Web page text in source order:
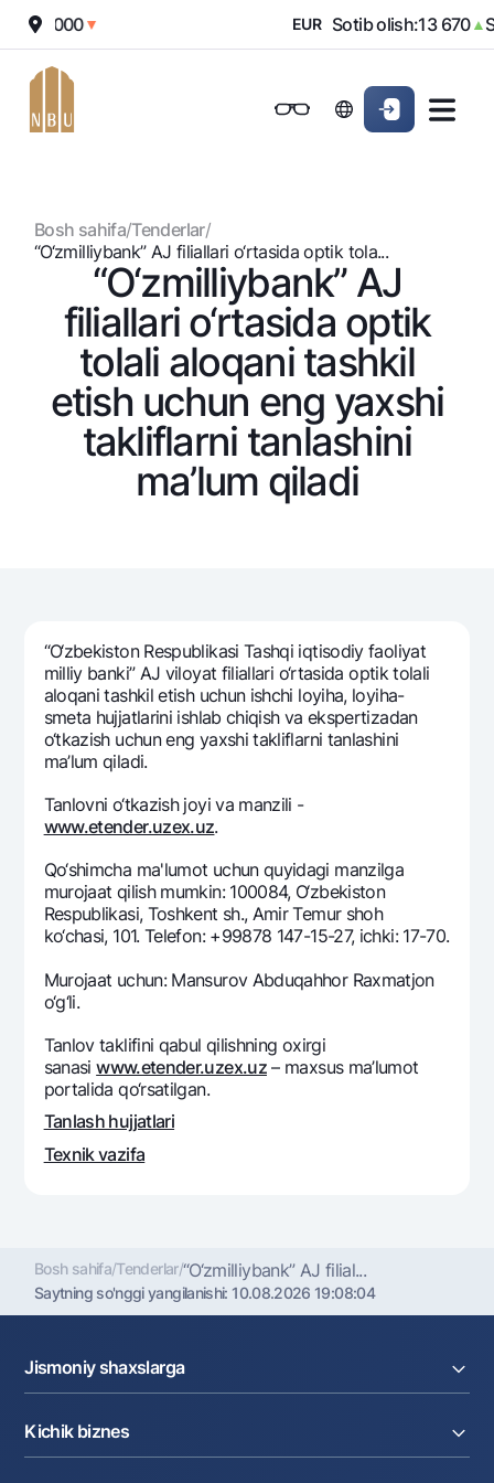
Shaxsiy kabinet
Jismoniy shaxslarga
Kreditlar
Ipoteka
Avtokredit
Mikroqarz
Ta’lim krеditi
Overdraft
National Green
Omonatlar
Hamma uchun
Jozibali
Vozmojno vse
Talab qilib olinguncha
NBU’dan oltin quymalar
Kumush omonat
Kartalar
Bepul
Premial
Sayohatchiga
Ish haqi
Garmin pay
Pul oʻtkazmalari
Valyutalar kursi
Milliy mobil ilovasi
Ko'p beriladigan savollar
Sayt bo‘yicha qidiring
Qidirish
Foydali havolalar
Ko'p beriladigan savollar
Matbuot markazi
Ofis va bankomatlar
Shaxsiy ma'lumotlarni qayta ishlashga rozilik berish
Bizni ijtimoiy tarmoqlarda kuzatib boring
Aloqa markazi
+998 78 148-00-10
12 000▼ EUR Sotib olish:13 670▲
Ovozni yoqishShaxsiy kabinet
Bosh sahifa/Tenderlar/
“O‘zmilliybank” AJ filiallari o‘rtasida optik tola...
“O‘zmilliybank” AJ
filiallari o‘rtasida optik
tolali aloqani tashkil
etish uchun eng yaxshi
takliflarni tanlashini
ma’lum qiladi
“O‘zbekiston Respublikasi Tashqi iqtisodiy faoliyat
milliy banki” AJ viloyat filiallari o‘rtasida optik tolali
aloqani tashkil etish uchun ishchi loyiha, loyiha-
smеta hujjatlarini ishlab chiqish va ekspеrtizadan
o‘tkazish uchun eng yaxshi takliflarni tanlashini
ma’lum qiladi.
Tanlovni o‘tkazish joyi va manzili -
www.etender.uzex.uz.
Qo‘shimcha ma'lumot uchun quyidagi manzilga
murojaat qilish mumkin: 100084, O‘zbekiston
Respublikasi, Toshkent sh., Amir Temur shoh
ko‘chasi, 101. Telefon: +99878 147-15-27, ichki: 17-70.
Murojaat uchun: Mansurov Abduqahhor Raxmatjon
o‘g‘li.
Tanlov taklifini qabul qilishning oxirgi
sanasiwww.etender.uzex.uz– maxsus ma’lumot
portalida qo‘rsatilgan.
Tanlash hujjatlari
Texnik vazifa
Bosh sahifa/Tenderlar/“O‘zmilliybank” AJ filial...
Saytning so'nggi yangilanishi: 10.08.2026 19:08:04
Jismoniy shaxslarga
Omonatlar
Kartalar
Kichik biznes